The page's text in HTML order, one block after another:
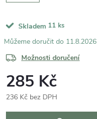
Skladem 11 ks
11.8.2026
Možnosti doručení
285 Kč
236 Kč bez DPH